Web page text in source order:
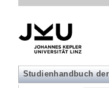
Studienhandbuch